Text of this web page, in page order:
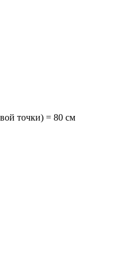
точки) = 80 см